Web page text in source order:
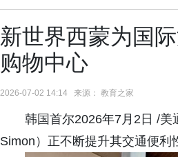
新世界西蒙为国
购物中心
2026-07-02 14:14 来源： 教育之家
韩国首尔2026年7月2日 /
Simon）正不断提升其交通便